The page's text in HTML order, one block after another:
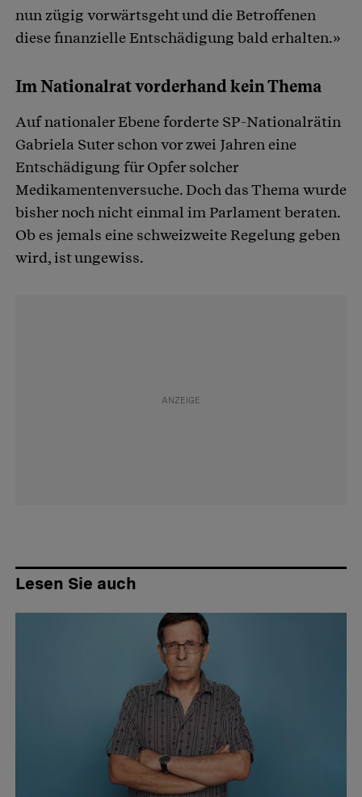
nun zügig vorwärtsgeht und die Betroffenen
diese finanzielle Entschädigung bald erhalten.»
Im Nationalrat vorderhand kein Thema
Auf nationaler Ebene forderte SP-Nationalrätin
Gabriela Suter schon vor zwei Jahren eine
Entschädigung für Opfer solcher
Medikamentenversuche. Doch das Thema wurde
bisher noch nicht einmal im Parlament beraten.
Ob es jemals eine schweizweite Regelung geben
wird, ist ungewiss.
Lesen Sie auch